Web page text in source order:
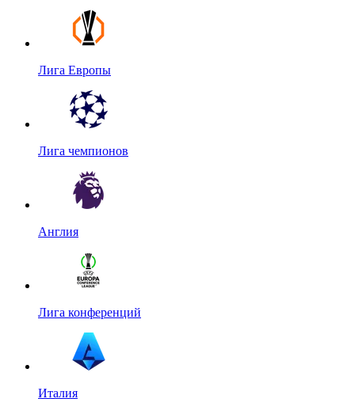
Лига Европы
Лига чемпионов
Англия
Лига конференций
Италия